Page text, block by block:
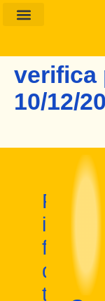
verifica
10/12/
Prepara
il
futuro
dei
tuoi